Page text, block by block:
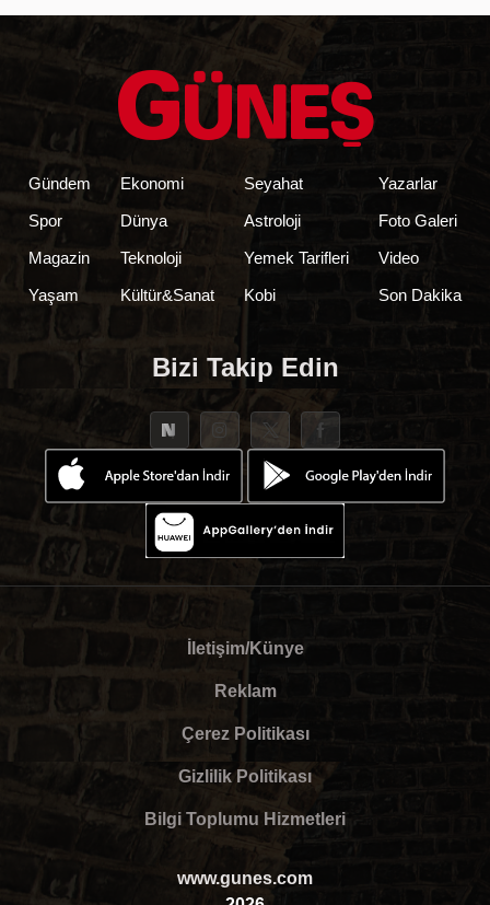
Gündem
Spor
Magazin
Yaşam
Ekonomi
Dünya
Teknoloji
Kültür&Sanat
Seyahat
Astroloji
Yemek Tarifleri
Kobi
Yazarlar
Foto Galeri
Video
Son Dakika
Bizi Takip Edin
İletişim/Künye
Reklam
Çerez Politikası
Gizlilik Politikası
Bilgi Toplumu Hizmetleri
www.gunes.com